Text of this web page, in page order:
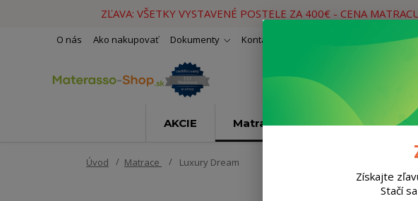
ZĽAVA: VŠETKY VYSTAVENÉ POSTELE ZA 400€ - CENA
O nás Ako nakupovať Dokumenty Kontakty
AKCIE Matrace Rošty
Úvod Matrace Luxury Dream
Získajte
Stačí